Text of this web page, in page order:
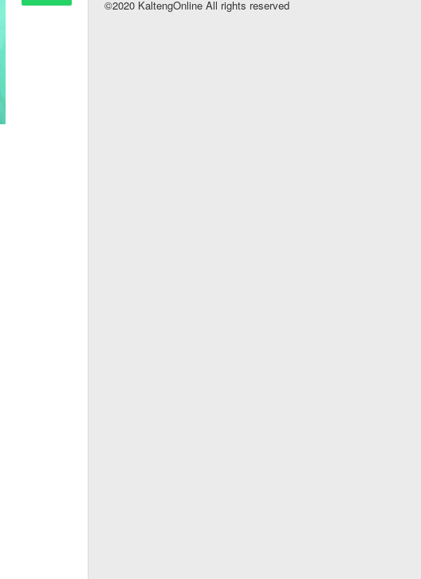
©2020 KaltengOnline All rights reserved